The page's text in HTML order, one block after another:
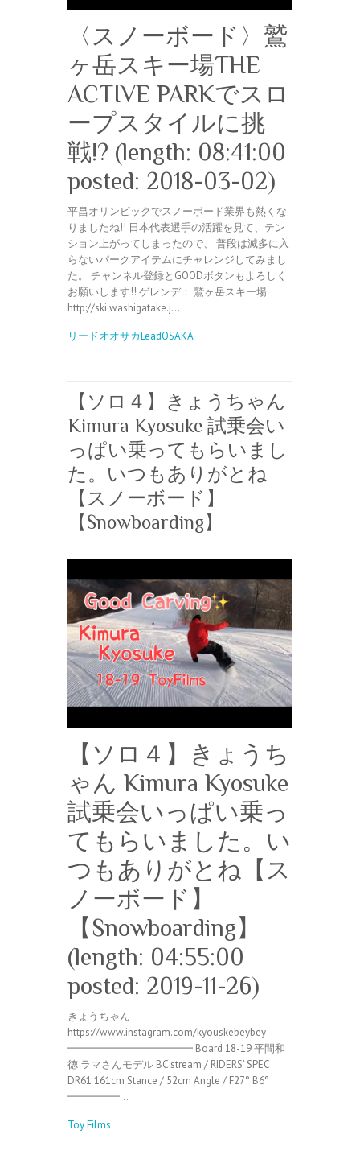
〈スノーボード〉鷲
ヶ岳スキー場THE
ACTIVE PARKでスロ
ープスタイルに挑
戦!? (length: 08:41:00
posted: 2018-03-02)
平昌オリンピックでスノーボード業界も熱くな
りましたね!! 日本代表選手の活躍を見て、テン
ション上がってしまったので、 普段は滅多に入
らないパークアイテムにチャレンジしてみまし
た。 チャンネル登録とGOODボタンもよろしく
お願いします!! ゲレンデ： 鷲ヶ岳スキー場
http://ski.washigatake.j…
リードオオサカLeadOSAKA
【ソロ４】きょうちゃん
Kimura Kyosuke 試乗会い
っぱい乗ってもらいまし
た。いつもありがとね
【スノーボード】
【Snowboarding】
【ソロ４】きょうち
ゃん Kimura Kyosuke
試乗会いっぱい乗っ
てもらいました。い
つもありがとね【ス
ノーボード】
【Snowboarding】
(length: 04:55:00
posted: 2019-11-26)
きょうちゃん
https://www.instagram.com/kyouskebeybey
━━━━━━━━━━━━ Board 18-19 平間和
徳 ラマさんモデル BC stream / RIDERS’ SPEC
DR61 161cm Stance / 52cm Angle / F27° B6°
━━━━━…
Toy Films